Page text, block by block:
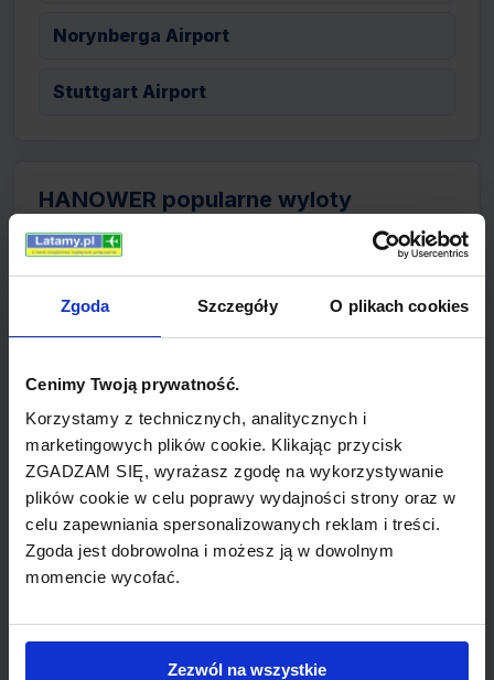
Zgoda Szczegóły O plikach cookies
Cenimy Twoją prywatność.
Korzystamy z technicznych, analitycznych i
marketingowych plików cookie. Klikając przycisk
ZGADZAM SIĘ, wyrażasz zgodę na wykorzystywanie
plików cookie w celu poprawy wydajności strony oraz w
celu zapewniania spersonalizowanych reklam i treści.
Zgoda jest dobrowolna i możesz ją w dowolnym
momencie wycofać.
Zezwól na wszystkie
Norynberga Airport
Stuttgart Airport
HANOWER popularne wyloty
bilety lotnicze z HANOWER do
MONACHIUM (Deutsche BA)
bilety lotnicze z HANOWER do HERAKLION
(Condor)
bilety lotnicze z HANOWER do WARSZAWA
(Lufthansa)
bilety lotnicze z HANOWER do OLBIA (HLX)
bilety lotnicze z HANOWER do PUERTO
PLATA (Condor)